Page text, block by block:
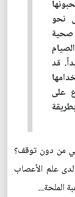
نحو
صحية
قد
على
من دون توقف؟
علم الأعصاب
الملحة...